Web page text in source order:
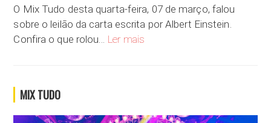
O Mix Tudo desta quarta-feira, 07 de março, falou
sobre o leilão da carta escrita por Albert Einstein.
Confira o que rolou… Ler mais
MIX TUDO